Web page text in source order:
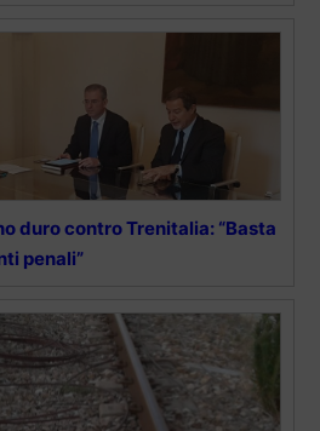
duro contro Trenitalia: “Basta
penali”